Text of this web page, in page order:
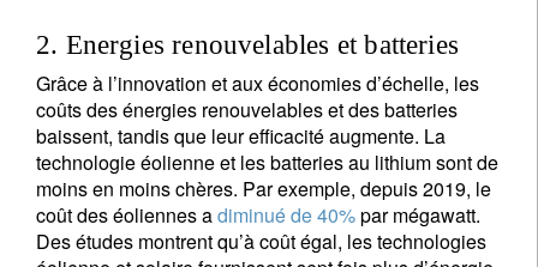
2. Energies renouvelables et batteries
Grâce à l’innovation et aux économies d’échelle, les
coûts des énergies renouvelables et des batteries
baissent, tandis que leur efficacité augmente. La
technologie éolienne et les batteries au lithium sont de
moins en moins chères. Par exemple, depuis 2019, le
coût des éoliennes adiminué de 40%par mégawatt.
Des études montrent qu’à coût égal, les technologies